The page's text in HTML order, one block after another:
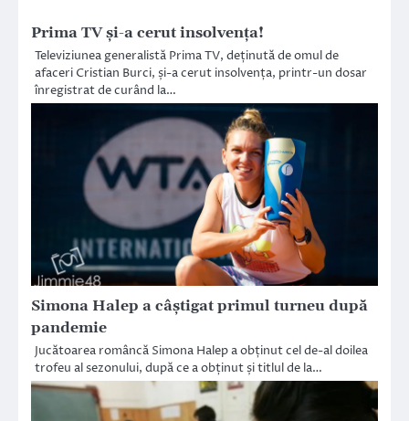
Prima TV și-a cerut insolvența!
Televiziunea generalistă Prima TV, deținută de omul de
afaceri Cristian Burci, și-a cerut insolvența, printr-un dosar
înregistrat de curând la…
Simona Halep a câștigat primul turneu după
pandemie
Jucătoarea româncă Simona Halep a obținut cel de-al doilea
trofeu al sezonului, după ce a obținut și titlul de la…